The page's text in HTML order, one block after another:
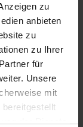
zu
anbieten
zu
zu Ihrer
für
Unsere
mit
ist in